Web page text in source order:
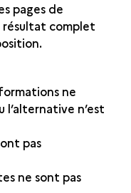
pages de
résultat complet
ne
l’alternative n’est
pas
ne sont pas